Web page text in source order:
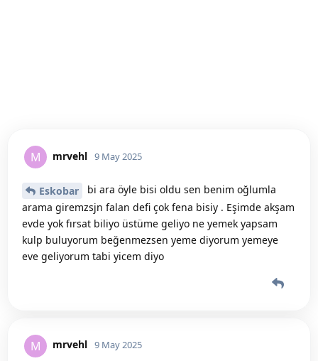
M mrvehl 9 May 2025
Eskobar
bi ara öyle bisi oldu sen benim oğlumla
arama giremzsjn falan defi çok fena bisiy . Eşimde akşam
evde yok fırsat biliyo üstüme geliyo ne yemek yapsam
kulp buluyorum beğenmezsen yeme diyorum yemeye
eve geliyorum tabi yicem diyo
M mrvehl 9 May 2025